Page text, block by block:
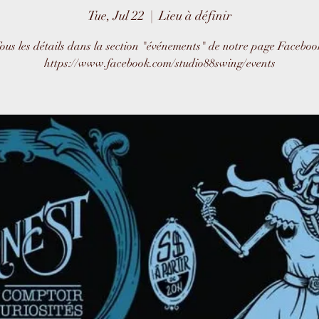
Tue, Jul 22
  |
Lieu à définir
les détails dans la section "événements" de notre page
https://www.facebook.com/studio88swing/events